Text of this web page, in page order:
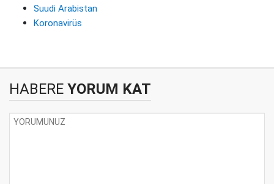
Suudi Arabistan
Koronavirüs
HABERE YORUM KAT